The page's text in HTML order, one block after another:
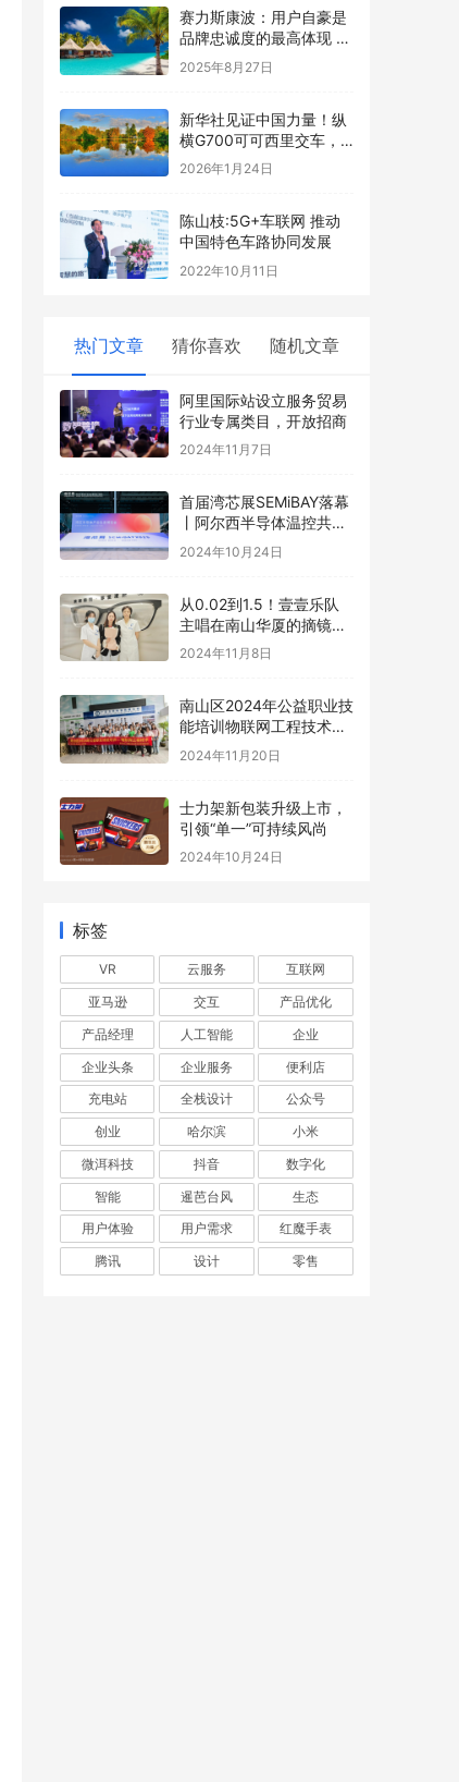
赛力斯康波：用户自豪是
品牌忠诚度的最高体现 也
是品牌工作者的最高使命
2025年8月27日
新华社见证中国力量！纵
横G700可可西里交车，
以硬核实力守护高原净土
2026年1月24日
陈山枝:5G+车联网 推动
中国特色车路协同发展
2022年10月11日
热门文章 猜你喜欢 随机文章
阿里国际站设立服务贸易
行业专属类目，开放招商
2024年11月7日
首届湾芯展SEMiBAY落幕
丨阿尔西半导体温控共促
行业湾区新篇章
2024年10月24日
从0.02到1.5！壹壹乐队
主唱在南山华厦的摘镜日
记！
2024年11月8日
南山区2024年公益职业技
能培训物联网工程技术圆
满结业
2024年11月20日
士力架新包装升级上市，
引领“单一”可持续风尚
2024年10月24日
标签
VR 云服务
互联网
亚马逊
交互
产品优化
产品经理
人工智能
企业
企业头条
企业服务
便利店
充电站
全栈设计
公众号
创业
哈尔滨
小米
微洱科技
抖音
数字化
智能
暹芭台风
生态
用户体验
用户需求
红魔手表
腾讯
设计 零售